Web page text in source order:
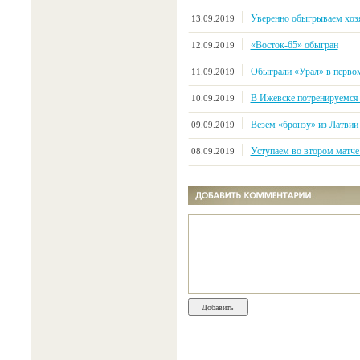
13.09.2019 Уверенно обыгрываем
12.09.2019 «Восток-65» обыгран
11.09.2019 Обыграли «Урал» в
10.09.2019 В Ижевске
09.09.2019 Везем «бронзу» из Латвии
08.09.2019 Уступаем во втором